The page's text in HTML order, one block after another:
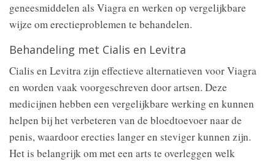
geneesmiddelen als Viagra en werken op vergelijkbare
wijze om erectieproblemen te behandelen.
Behandeling met Cialis en Levitra
Cialis en Levitra zijn effectieve alternatieven voor Viagra
en worden vaak voorgeschreven door artsen. Deze
medicijnen hebben een vergelijkbare werking en kunnen
helpen bij het verbeteren van de bloedtoevoer naar de
penis, waardoor erecties langer en steviger kunnen zijn.
Het is belangrijk om met een arts te overleggen welk